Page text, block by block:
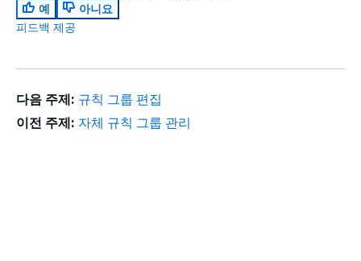
예
아니요
피드백 제공
다음 주제: 규칙 그룹 편집
이전 주제: 자체 규칙 그룹 관리